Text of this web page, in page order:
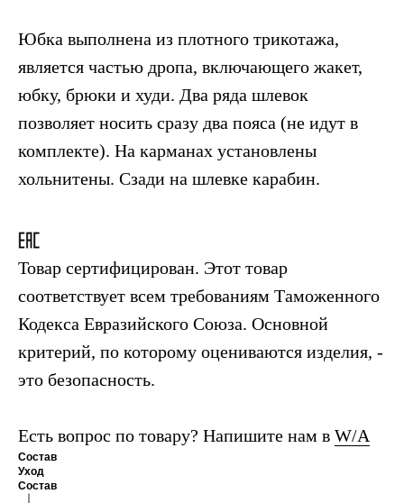
Юбка выполнена из плотного трикотажа,
является частью дропа, включающего жакет,
юбку, брюки и худи. Два ряда шлевок
позволяет носить сразу два пояса (не идут в
комплекте). На карманах установлены
хольнитены. Сзади на шлевке карабин.
Товар сертифицирован. Этот товар
соответствует всем требованиям Таможенного
Кодекса Евразийского Союза. Основной
критерий, по которому оцениваются изделия, -
это безопасность.
Есть вопрос по товару? Напишите нам в W/A
Состав
Уход
Состав